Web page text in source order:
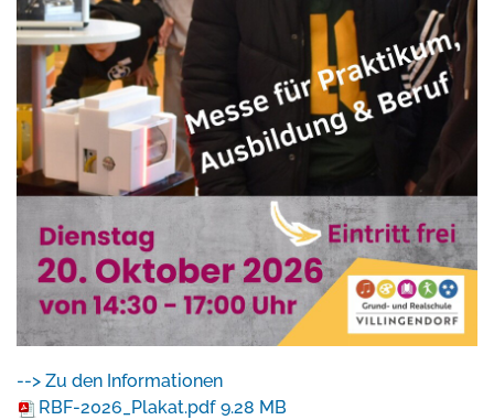
--> Zu den Informationen
RBF-2026_Plakat.pdf 9.28 MB